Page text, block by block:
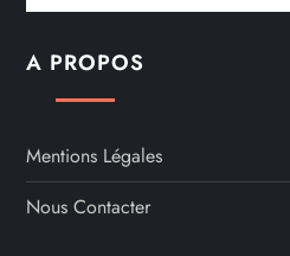
A PROPOS
Mentions Légales
Nous Contacter